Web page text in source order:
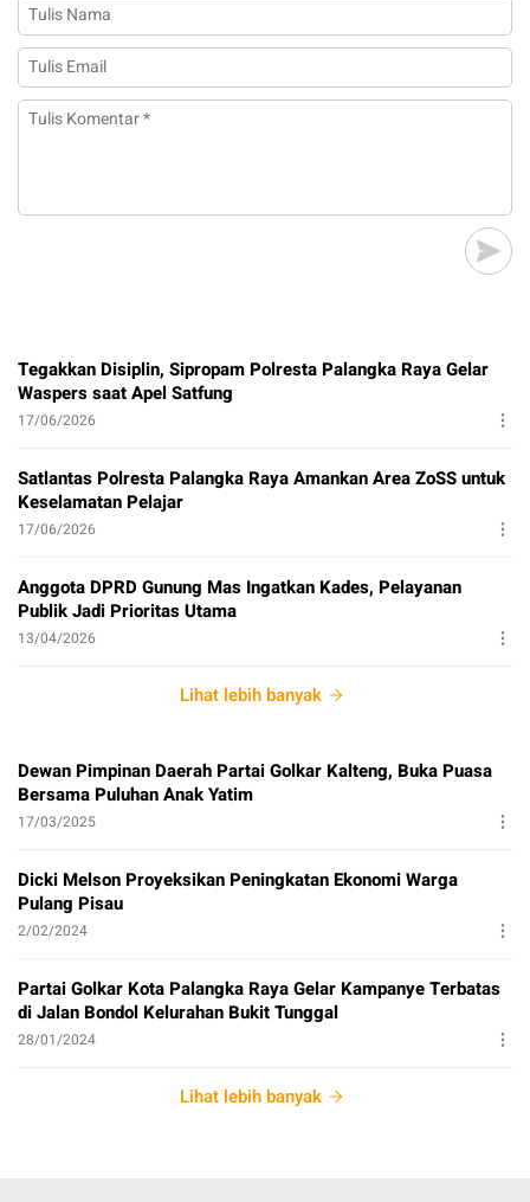
Tegakkan Disiplin, Sipropam Polresta Palangka Raya Gelar
Waspers saat Apel Satfung
17/06/2026
Satlantas Polresta Palangka Raya Amankan Area ZoSS untuk
Keselamatan Pelajar
17/06/2026
Anggota DPRD Gunung Mas Ingatkan Kades, Pelayanan
Publik Jadi Prioritas Utama
13/04/2026
Lihat lebih banyak
Dewan Pimpinan Daerah Partai Golkar Kalteng, Buka Puasa
Bersama Puluhan Anak Yatim
17/03/2025
Dicki Melson Proyeksikan Peningkatan Ekonomi Warga
Pulang Pisau
2/02/2024
Partai Golkar Kota Palangka Raya Gelar Kampanye Terbatas
di Jalan Bondol Kelurahan Bukit Tunggal
28/01/2024
Lihat lebih banyak